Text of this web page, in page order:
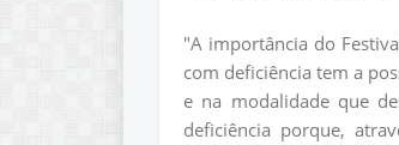
"A importância do
com deficiência tem a
e na modalidade que
deficiência porque,